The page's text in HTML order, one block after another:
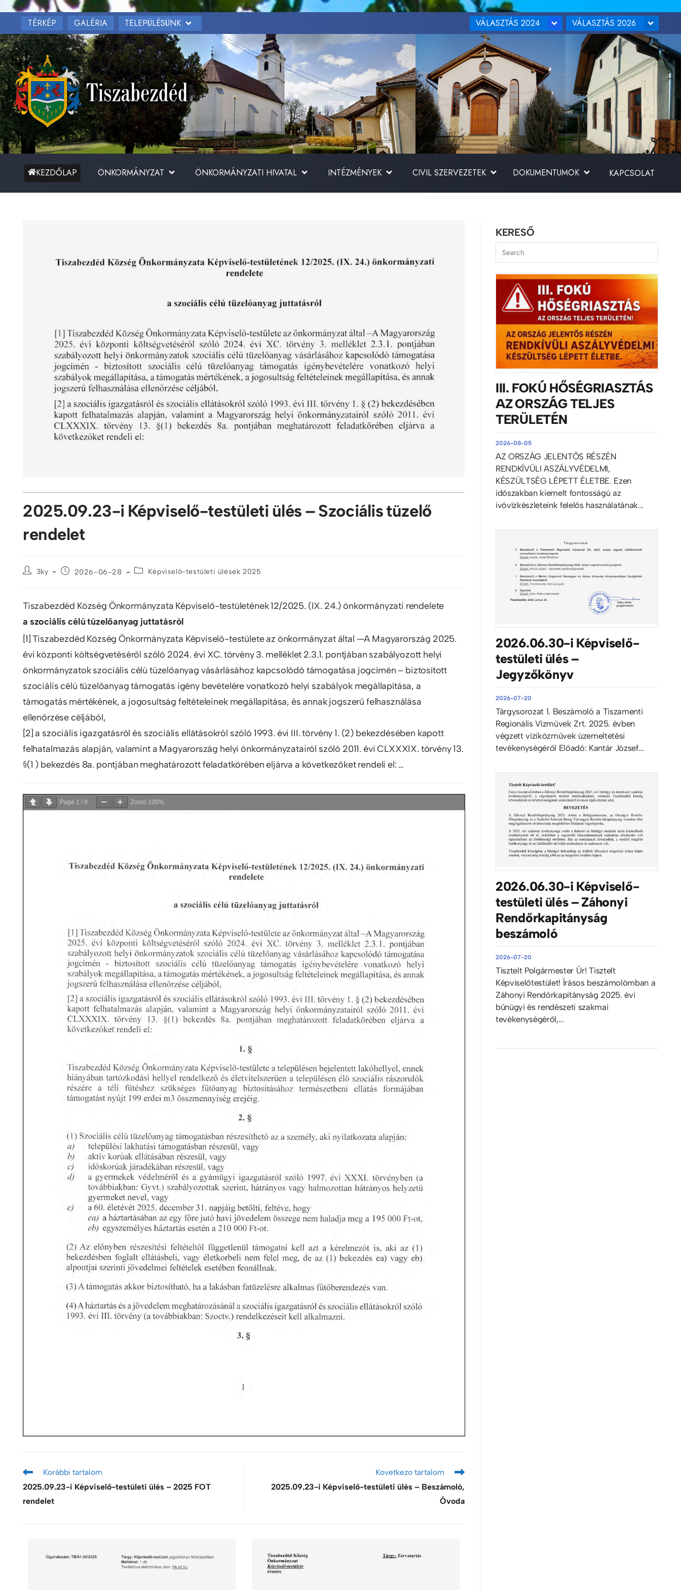
TÉRKÉP GALÉRIA TELEPÜLÉSÜNK VÁLASZTÁS 2024 VÁLASZTÁS 2026
KEZDŐLAP ÖNKORMÁNYZAT ÖNKORMÁNYZATI HIVATAL INTÉZMÉNYEK CIVIL SZERVEZETEK DOKUMENTUMOK KAPCSOLAT
2025.09.23-i Képviselő-testületi ülés – Szociális tüzelő
rendelet
3ky 2026-06-28 Képviselő-testületi ülések 2025
Tiszabezdéd Község Önkormányzata Képviselő-testületének 12/2025. (IX. 24.) önkormányzati rendelete
a szociális célú tüzelőanyag juttatásról
[1] Tiszabezdéd Község Önkormányzata Képviselő-testülete az önkormányzat által —A Magyarország 2025.
évi központi költségvetéséről szóló 2024. évi XC. törvény 3. melléklet 2.3.1. pontjában szabályozott helyi
önkormányzatok szociális célú tüzelőanyag vásárlásához kapcsolódó támogatása jogcímén – biztosított
szociális célú tüzelőanyag támogatás igény bevételére vonatkozó helyi szabályok megállapítása, a
támogatás mértékének, a jogosultság feltételeinek megállapítása, és annak jogszerű felhasználása
ellenőrzése céljából,
[2] a szociális igazgatásról és szociális ellátásokról szóló 1993. évi III. törvény 1. (2) bekezdésében kapott
felhatalmazás alapján, valamint a Magyarország helyi önkormányzatairól szóló 2011. évi CLXXXIX. törvény 13.
§(1 ) bekezdés 8a. pontjában meghatározott feladatkörében eljárva a következőket rendeli el: …
Page 1 / 8 Zoom 100%
Korábbi tartalom
2025.09.23-i Képviselő-testületi ülés – 2025 FOT
rendelet
Kovetkezo tartalom
2025.09.23-i Képviselő-testületi ülés – Beszámoló,
Óvoda
KERESŐ
III. FOKÚ HŐSÉGRIASZTÁS
AZ ORSZÁG TELJES
TERÜLETÉN
2026-08-05
AZ ORSZÁG JELENTŐS RÉSZÉN
RENDKÍVÜLI ASZÁLYVÉDELMI,
KÉSZÜLTSÉG LÉPETT ÉLETBE. Ezen
időszakban kiemelt fontosságú az
ivóvízkészleteink felelős használatának...
2026.06.30-i Képviselő-
testületi ülés –
Jegyzőkönyv
2026-07-20
Tárgysorozat 1. Beszámoló a Tiszamenti
Regionális Vízművek Zrt. 2025. évben
végzett viziközművek üzemeltetési
tevékenységéről Előadó: Kantár József...
2026.06.30-i Képviselő-
testületi ülés – Záhonyi
Rendőrkapitányság
beszámoló
2026-07-20
Tisztelt Polgármester Úr! Tisztelt
Képviselőtestület! Írásos beszámolómban a
Záhonyi Rendőrkapitányság 2025. évi
bűnügyi és rendészeti szakmai
tevékenységéről,...